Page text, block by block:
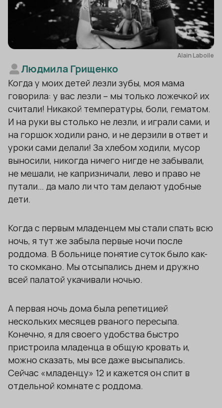
Alain Laboile
Людмила Грищенко
Когда у моих детей лезли зубы, моя мама
говорила: у вас лезли – мы только ложечкой их
считали! Никакой температуры, боли, гематом.
И на руки вы столько не лезли, и играли сами, и
на горшок ходили рано, и не дерзили в ответ и
уроки сами делали! За хлебом ходили, мусор
выносили, никогда ничего нигде не забывали,
не мешали, не капризничали, лево и право не
путали… да мало ли что там делают удобные
дети.
Когда с первым младенцем мы стали спать всю
ночь, я тут же забыла первые ночи после
роддома. В больнице понятие суток было как-
то скомкано. Мы отсыпались днем и дружно
всей палатой укачивали ночью.
А первая ночь дома была репетицией
нескольких месяцев рваного пересыпа.
Конечно, я для своего удобства быстро
пристроила младенца в общую кровать и,
можно сказать, мы все даже высыпались.
Сейчас «младенцу» 12 и кажется он спит в
отдельной комнате с роддома.